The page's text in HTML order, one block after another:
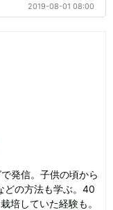
2019-08-01 08:00
発信。子供の頃から
どの方法も学ぶ。40
培していた経験も。